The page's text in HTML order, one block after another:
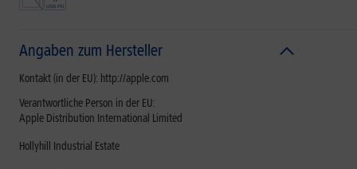
Angaben zum Hersteller
Kontakt (in der EU): http://apple.com
Verantwortliche Person in der EU:
Apple Distribution International Limited
Hollyhill Industrial Estate